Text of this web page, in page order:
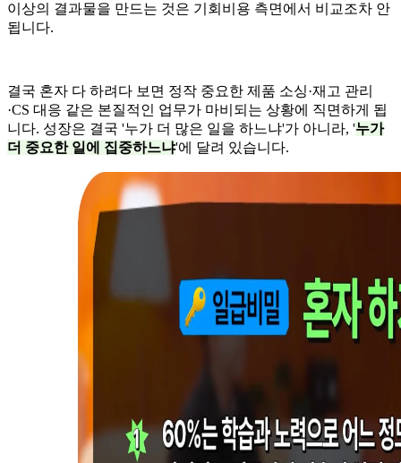
이상의 결과물을 만드는 것은 기회비용 측면에서 비교조차 안
됩니다.
결국 혼자 다 하려다 보면 정작 중요한 제품 소싱·재고 관리
·CS 대응 같은 본질적인 업무가 마비되는 상황에 직면하게 됩
니다. 성장은 결국 '누가 더 많은 일을 하느냐'가 아니라, '누가
더 중요한 일에 집중하느냐'에 달려 있습니다.